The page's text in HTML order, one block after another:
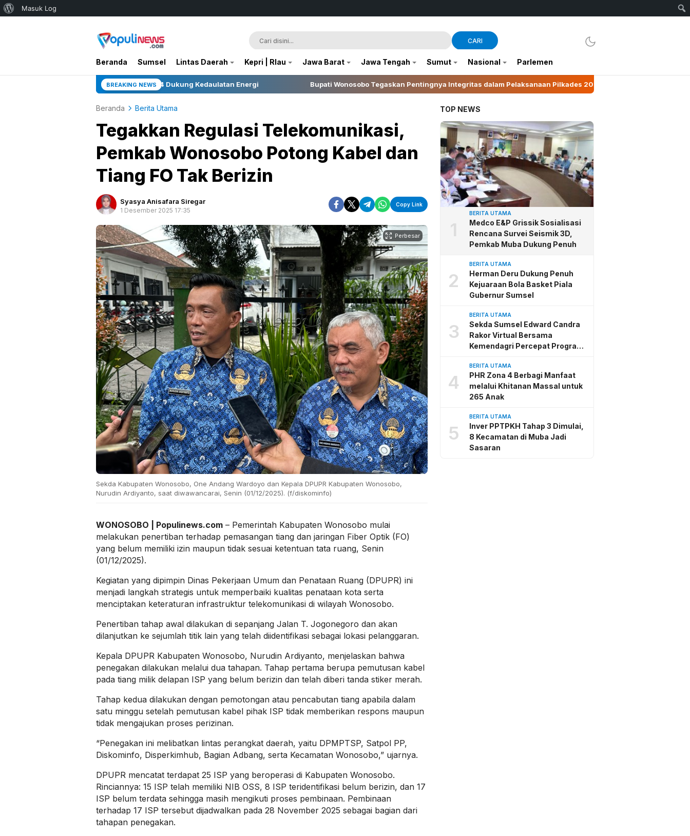
Tentang
Masuk Log
CARI
Beranda Sumsel Lintas Daerah Kepri | RIau Jawa Barat Jawa Tengah Sumut Nasional Parlemen
BREAKING NEWS
di Zona 4 Dukung Kedaulatan Energi Bupati Wonosobo Tegaskan Pentingnya Integritas dalam Pelaksanaan Pilkades 2026 Suhartini Ubah Pinang Jadi Penggerak
Beranda Berita Utama
Tegakkan Regulasi Telekomunikasi,
Pemkab Wonosobo Potong Kabel dan
Tiang FO Tak Berizin
Syasya Anisafara Siregar
1 Desember 2025 17:35
Copy Link
Perbesar
Sekda Kabupaten Wonosobo, One Andang Wardoyo dan Kepala DPUPR Kabupaten Wonosobo,
Nurudin Ardiyanto, saat diwawancarai, Senin (01/12/2025). (f/diskominfo)
WONOSOBO | Populinews.com – Pemerintah Kabupaten Wonosobo mulai
melakukan penertiban terhadap pemasangan tiang dan jaringan Fiber Optik (FO)
yang belum memiliki izin maupun tidak sesuai ketentuan tata ruang, Senin
(01/12/2025).
Kegiatan yang dipimpin Dinas Pekerjaan Umum dan Penataan Ruang (DPUPR) ini
menjadi langkah strategis untuk memperbaiki kualitas penataan kota serta
menciptakan keteraturan infrastruktur telekomunikasi di wilayah Wonosobo.
Penertiban tahap awal dilakukan di sepanjang Jalan T. Jogonegoro dan akan
dilanjutkan ke sejumlah titik lain yang telah diidentifikasi sebagai lokasi pelanggaran.
Kepala DPUPR Kabupaten Wonosobo, Nurudin Ardiyanto, menjelaskan bahwa
penegakan dilakukan melalui dua tahapan. Tahap pertama berupa pemutusan kabel
pada tiang milik delapan ISP yang belum berizin dan telah diberi tanda stiker merah.
Tahap kedua dilakukan dengan pemotongan atau pencabutan tiang apabila dalam
satu minggu setelah pemutusan kabel pihak ISP tidak memberikan respons maupun
tidak mengajukan proses perizinan.
“Penegakan ini melibatkan lintas perangkat daerah, yaitu DPMPTSP, Satpol PP,
Diskominfo, Disperkimhub, Bagian Adbang, serta Kecamatan Wonosobo,” ujarnya.
DPUPR mencatat terdapat 25 ISP yang beroperasi di Kabupaten Wonosobo.
Rinciannya: 15 ISP telah memiliki NIB OSS, 8 ISP teridentifikasi belum berizin, dan 17
ISP belum terdata sehingga masih mengikuti proses pembinaan. Pembinaan
terhadap 17 ISP tersebut dijadwalkan pada 28 November 2025 sebagai bagian dari
tahapan penegakan.
TOP NEWS
1
BERITA UTAMA
Medco E&P Grissik Sosialisasi
Rencana Survei Seismik 3D,
Pemkab Muba Dukung Penuh
2
BERITA UTAMA
Herman Deru Dukung Penuh
Kejuaraan Bola Basket Piala
Gubernur Sumsel
3
BERITA UTAMA
Sekda Sumsel Edward Candra
Rakor Virtual Bersama
Kemendagri Percepat Program
4
BERITA UTAMA
PHR Zona 4 Berbagi Manfaat
melalui Khitanan Massal untuk
265 Anak
5
BERITA UTAMA
Inver PPTPKH Tahap 3 Dimulai,
8 Kecamatan di Muba Jadi
Sasaran